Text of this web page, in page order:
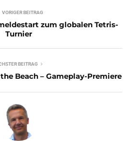
VORIGER BEITRAG
zum globalen Tetris-
Turnier
BEITRAG
Beach – Gameplay-Premiere